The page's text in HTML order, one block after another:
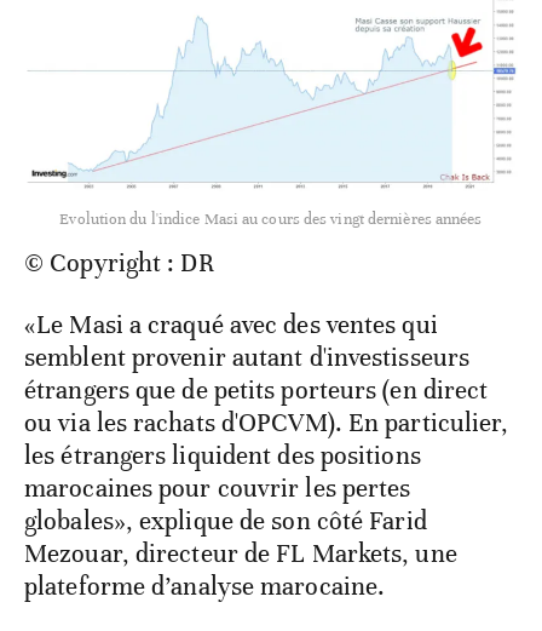
Evolution du l'indice Masi au cours des vingt dernières années
© Copyright : DR
«Le Masi a craqué avec des ventes qui
semblent provenir autant d'investisseurs
étrangers que de petits porteurs (en direct
ou via les rachats d'OPCVM). En particulier,
les étrangers liquident des positions
marocaines pour couvrir les pertes
globales», explique de son côté Farid
Mezouar, directeur de FL Markets, une
plateforme d’analyse marocaine.